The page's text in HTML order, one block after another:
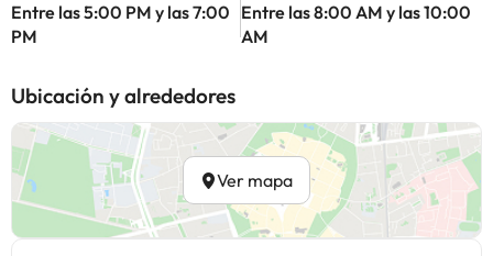
Entre las 5:00 PM y las 7:00
PM
Entre las 8:00 AM y las 10:00
AM
Ubicación y alrededores
Ver mapa